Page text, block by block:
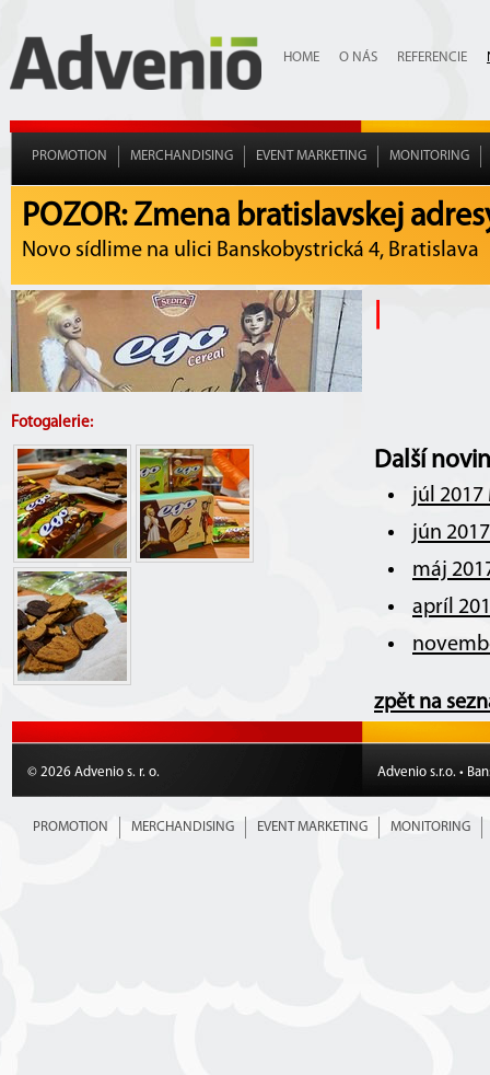
HOME O NÁS REFERENCIE
PROMOTION MERCHANDISING EVENT MARKETING MONITORING
POZOR: Zmena bratislavskej
Novo sídlime na ulici Banskobystrická 4, Bratislava
Fotogalerie:
Další
júl 2017
jún
máj
apríl
zpět na
© 2026 Advenio s. r. o. Advenio s.r.o. •
PROMOTION MERCHANDISING EVENT MARKETING MONITORING